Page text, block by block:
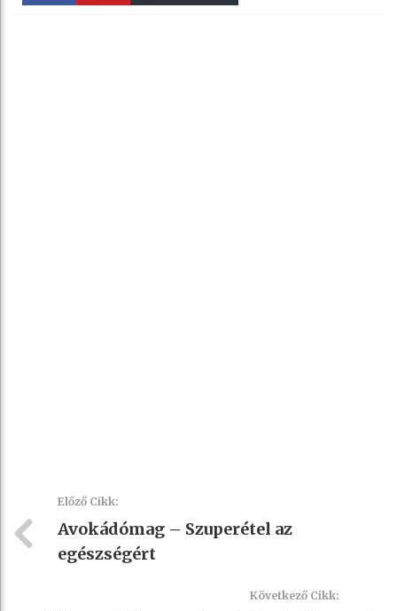
Előző Cikk:
Avokádómag – Szuperétel az
egészségért
Következő Cikk: